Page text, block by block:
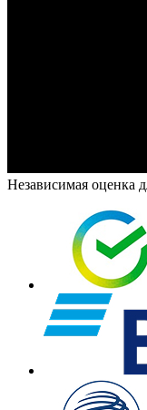
Независимая оценка